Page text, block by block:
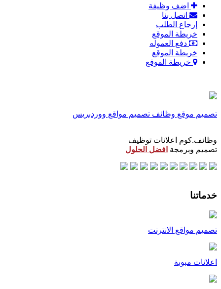
اضف وظيفة
اتصل بنا
إرجاع الطلب
خريطة الموقع
دفع العموله
خريطة الموقع
خريطة الموقع
تصميم موقع وظائف تصميم مواقع ووردبريس
وظائف.كوم اعلانات توظيف
تصميم وبرمجة افضل الحلول
خدماتنا
تصميم مواقع الانترنت
اعلانات مبوبة